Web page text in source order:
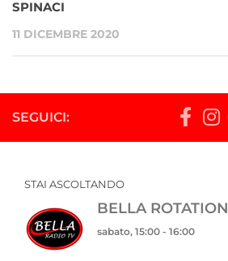
SPINACI
11 DICEMBRE 2020
SEGUICI:
STAI ASCOLTANDO
BELLA ROTATION
sabato, 15:00 - 16:00